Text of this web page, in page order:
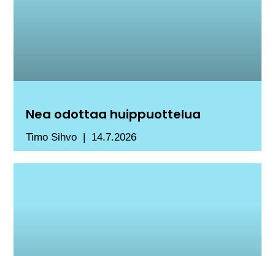
Nea odottaa huippuottelua
Timo Sihvo 14.7.2026